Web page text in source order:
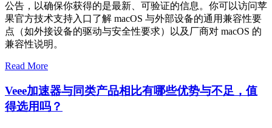
公告，以确保你获得的是最新、可验证的信息。你可以访问苹
果官方技术支持入口了解 macOS 与外部设备的通用兼容性要
点（如外接设备的驱动与安全性要求）以及厂商对 macOS 的
兼容性说明。
Read More
Veee加速器与同类产品相比有哪些优势与不足，值
得选用吗？